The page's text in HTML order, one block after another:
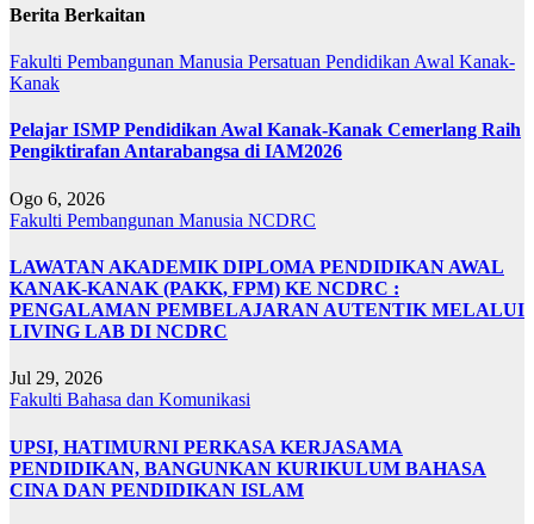
Berita Berkaitan
Fakulti Pembangunan Manusia Persatuan Pendidikan Awal Kanak-
Kanak
Pelajar ISMP Pendidikan Awal Kanak-Kanak Cemerlang Raih
Pengiktirafan Antarabangsa di IAM2026
Ogo 6, 2026
Fakulti Pembangunan Manusia NCDRC
LAWATAN AKADEMIK DIPLOMA PENDIDIKAN AWAL
KANAK-KANAK (PAKK, FPM) KE NCDRC :
PENGALAMAN PEMBELAJARAN AUTENTIK MELALUI
LIVING LAB DI NCDRC
Jul 29, 2026
Fakulti Bahasa dan Komunikasi
UPSI, HATIMURNI PERKASA KERJASAMA
PENDIDIKAN, BANGUNKAN KURIKULUM BAHASA
CINA DAN PENDIDIKAN ISLAM